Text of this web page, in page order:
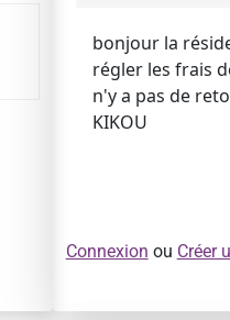
bonjour la
régler les frais
n'y a pas de
KIKOU
Connexion ou Créer